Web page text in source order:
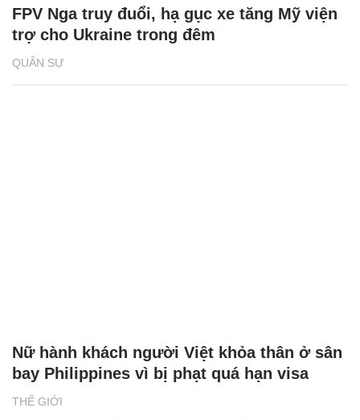
QUÂN SỰ
FPV Nga truy đuổi, hạ gục xe tăng Mỹ viện
trợ cho Ukraine trong đêm
THẾ GIỚI
Nữ hành khách người Việt khỏa thân ở sân
bay Philippines vì bị phạt quá hạn visa